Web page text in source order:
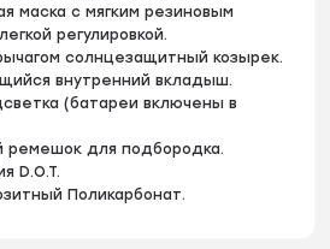
маска с мягким резиновым
регулировкой.
солнцезащитный козырек.
внутренний вкладыш.
(батареи включены в
ремешок для подбородка.
D.O.T.
Поликарбонат.